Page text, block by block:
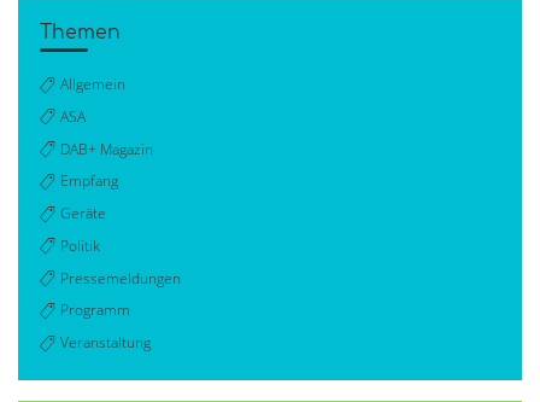
Themen
Allgemein
ASA
DAB+ Magazin
Empfang
Geräte
Politik
Pressemeldungen
Programm
Veranstaltung